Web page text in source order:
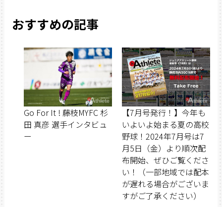
おすすめの記事
Go For It ! 藤枝MYFC 杉
田 真彦 選手インタビュ
ー
【7月号発行！】今年も
いよいよ始まる夏の高校
野球！2024年7月号は7
月5日（金）より順次配
布開始、ぜひご覧くださ
い！（一部地域では配本
が遅れる場合がございま
すがご了承ください）